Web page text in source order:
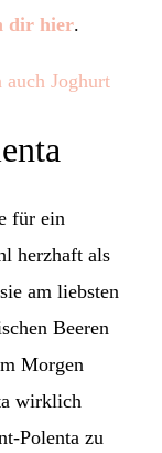
dir hier.
für ein
herzhaft als
am liebsten
Beeren
Morgen
wirklich
Polenta zu